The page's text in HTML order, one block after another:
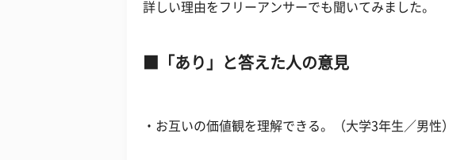
詳しい理由をフリーアンサーでも聞いてみました。
「あり」と答えた人の意見
・お互いの価値観を理解できる。（大学3年生／男性）